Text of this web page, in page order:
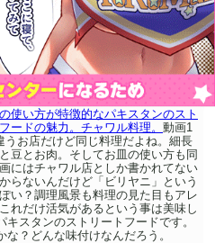
使い方が特徴的なパキスタンのスト
ードの魅力。チャワル料理。 動画1
うお店だけど同じ料理だよね。細長
豆とお肉。そしてお皿の使い方も同
にはチャワル店としか書かれてない
らないんだけど「ビリヤニ」という
い？調理風景も料理の見た目もアレ
れだけ活気があるという事は美味し
スタンのストリートフードです。
？どんな味付けなんだろう。